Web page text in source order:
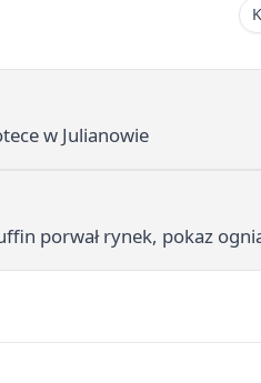
w Julianowie
porwał rynek, pokaz